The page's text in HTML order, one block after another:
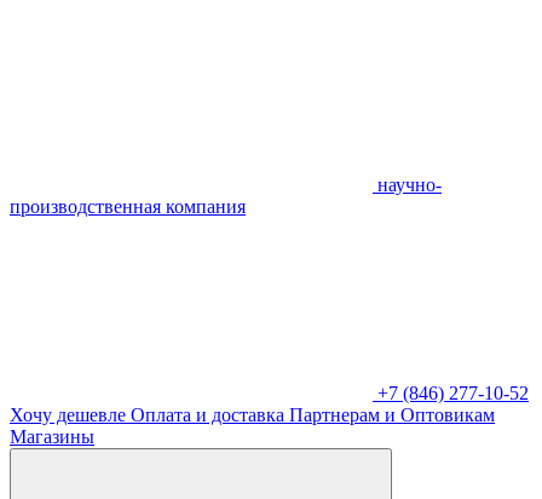
научно-
производственная компания
+7 (846) 277-10-52
Хочу дешевле Оплата и доставка Партнерам и Оптовикам
Магазины